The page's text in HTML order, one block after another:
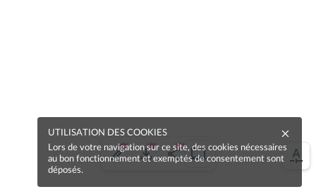
UTILISATION DES COOKIES
Lors de votre navigation sur ce site, des cookies nécessaires
au bon fonctionnement et exemptés de consentement sont
déposés.